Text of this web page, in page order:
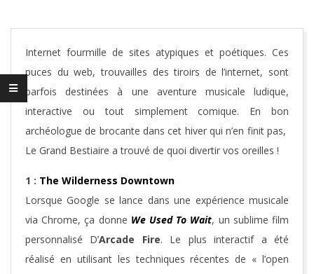
Internet fourmille de sites atypiques et poétiques. Ces
puces du web, trouvailles des tiroirs de l’internet, sont
parfois destinées à une aventure musicale ludique,
interactive ou tout simplement comique. En bon
archéologue de brocante dans cet hiver qui n’en finit pas,
Le Grand Bestiaire a trouvé de quoi divertir vos oreilles !
1 : The Wilderness Downtown
Lorsque Google se lance dans une expérience musicale
via Chrome, ça donne We Used To Wait, un sublime film
personnalisé D’Arcade Fire. Le plus interactif a été
réalisé en utilisant les techniques récentes de « l’open